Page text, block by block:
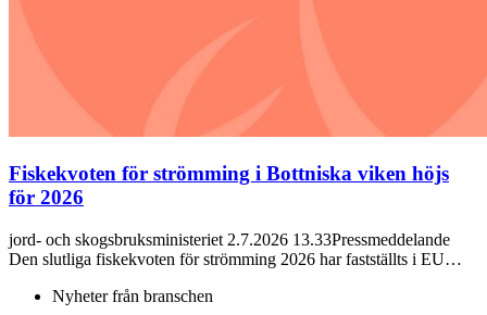
Fiskekvoten för strömming i Bottniska viken höjs
för 2026
jord- och skogsbruksministeriet 2.7.2026 13.33Pressmeddelande
Den slutliga fiskekvoten för strömming 2026 har fastställts i EU…
Nyheter från branschen